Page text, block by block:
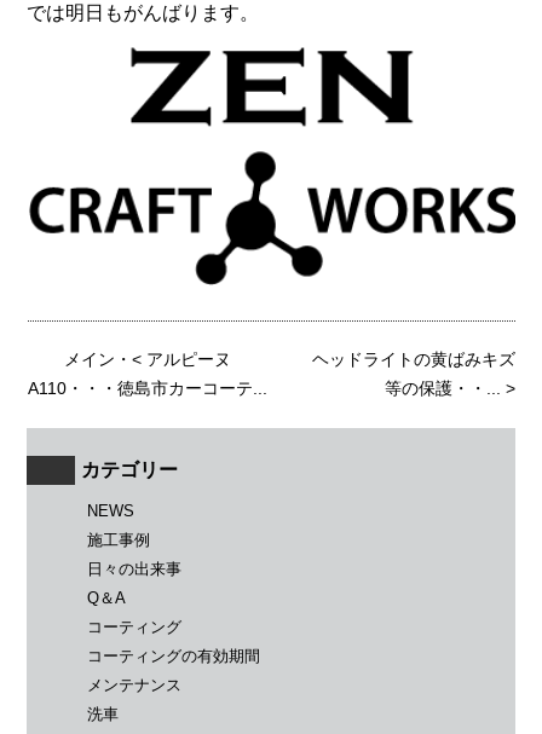
では明日もがんばります。
メイン ・< アルピーヌ
A110・・・徳島市カーコーテ...
ヘッドライトの黄ばみキズ
等の保護・・... >
カテゴリー
NEWS
施工事例
日々の出来事
Q＆A
コーティング
コーティングの有効期間
メンテナンス
洗車